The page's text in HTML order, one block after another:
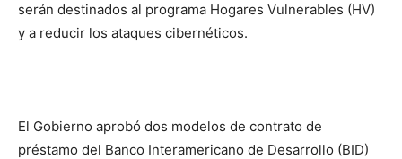
serán destinados al programa Hogares Vulnerables (HV)
y a reducir los ataques cibernéticos.
El Gobierno aprobó dos modelos de contrato de
préstamo del Banco Interamericano de Desarrollo (BID)